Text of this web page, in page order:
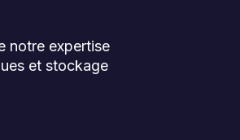
notre expertise
et stockage